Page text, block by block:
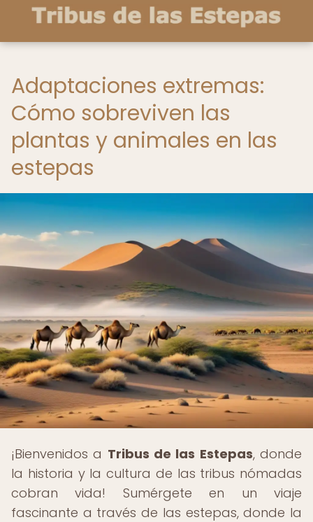
Adaptaciones extremas:
Cómo sobreviven las
plantas y animales en las
estepas
¡Bienvenidos a Tribus de las Estepas, donde
la historia y la cultura de las tribus nómadas
cobran vida! Sumérgete en un viaje
fascinante a través de las estepas, donde la